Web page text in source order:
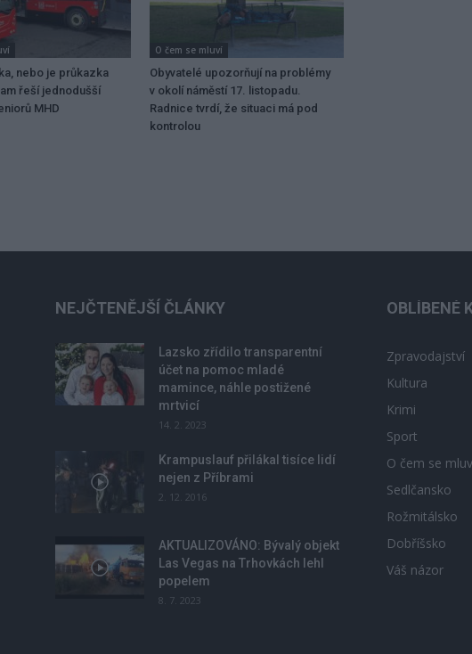
nebo je průkazka
řeší jednodušší
MHD
O čem se mluví
Obyvatelé upozorňují na problémy
v okolí náměstí 17. listopadu.
Radnice tvrdí, že situaci má pod
kontrolou
NEJČTENĚJŠÍ ČLÁNKY
Lazsko zřídilo transparentní
účet na pomoc mladé
mamince, náhle postižené
mrtvicí
14. 2. 2023
Krampuslauf přilákal tisíce lidí
nejen z Příbrami
2. 12. 2016
AKTUALIZOVÁNO: Bývalý objekt
Las Vegas na Trhovkách lehl
popelem
8. 7. 2023
OBLÍBENÉ
Zpravodajství
Kultura
Krimi
Sport
O čem se
Sedlčansko
Rožmitálsko
Dobříšsko
Váš názor